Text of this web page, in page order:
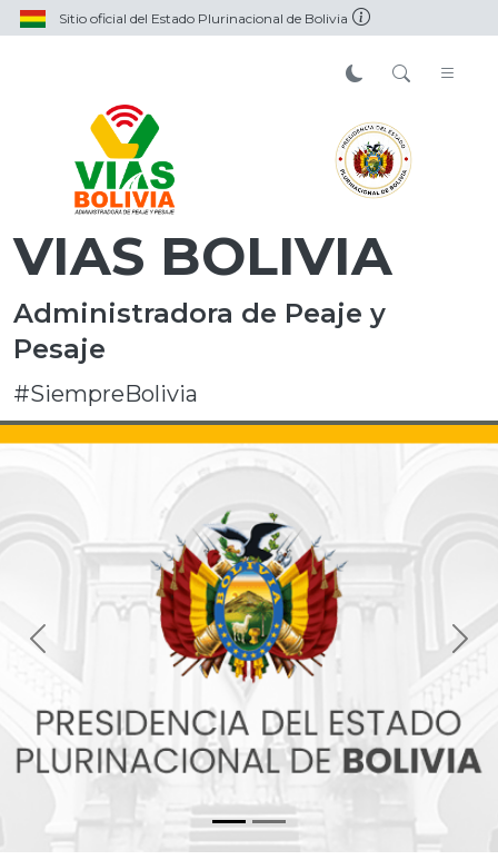
Sitio oficial del Estado Plurinacional de Bolivia
VIAS BOLIVIA
Administradora de Peaje y
Pesaje
#SiempreBolivia